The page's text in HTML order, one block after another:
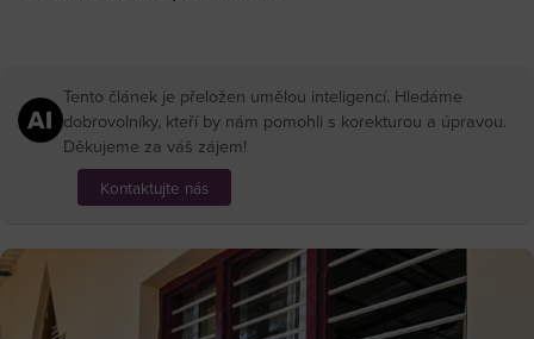
Tento článek je přeložen umělou inteligencí. Hledáme
dobrovolníky, kteří by nám pomohli s korekturou a úpravou.
Děkujeme za váš zájem!
Kontaktujte nás